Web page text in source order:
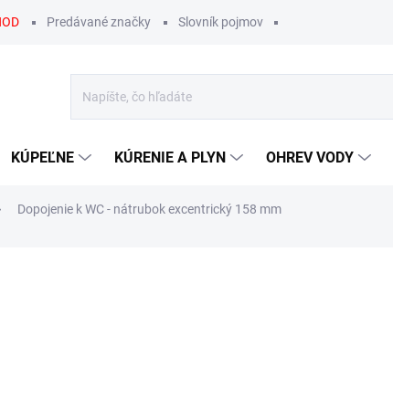
Predávané značky Slovník pojmov
KÚPEĽNE KÚRENIE A PLYN OHREV VODY
Dopojenie k WC - nátrubok excentrický 158 mm